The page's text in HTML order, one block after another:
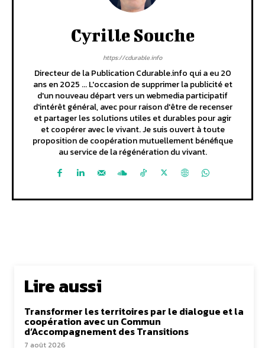
Cyrille Souche
https://cdurable.info
Directeur de la Publication Cdurable.info qui a eu 20
ans en 2025 ... L'occasion de supprimer la publicité et
d'un nouveau départ vers un webmedia participatif
d'intérêt général, avec pour raison d'être de recenser
et partager les solutions utiles et durables pour agir
et coopérer avec le vivant. Je suis ouvert à toute
proposition de coopération mutuellement bénéfique
au service de la régénération du vivant.
Lire aussi
Transformer les territoires par le dialogue et la
coopération avec un Commun
d’Accompagnement des Transitions
7 août 2026